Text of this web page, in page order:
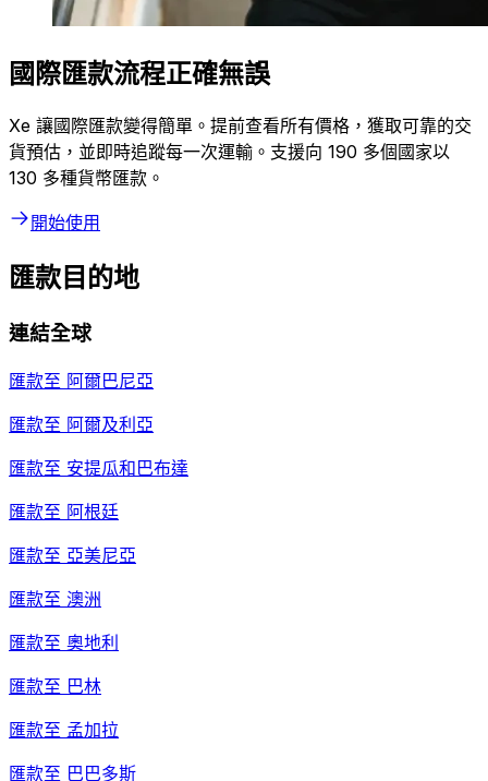
國際匯款流程正確無誤
Xe 讓國際匯款變得簡單。提前查看所有價格，獲取可靠的交
貨預估，並即時追蹤每一次運輸。支援向 190 多個國家以
130 多種貨幣匯款。
開始使用
匯款目的地
連結全球
匯款至 阿爾巴尼亞
匯款至 阿爾及利亞
匯款至 安提瓜和巴布達
匯款至 阿根廷
匯款至 亞美尼亞
匯款至 澳洲
匯款至 奧地利
匯款至 巴林
匯款至 孟加拉
匯款至 巴巴多斯